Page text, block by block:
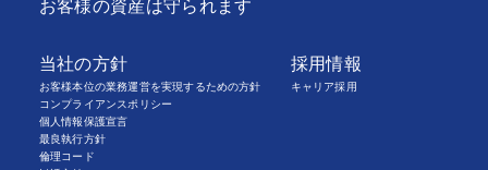
お客様の資産は守られます
当社の方針
お客様本位の業務運営を実現するための方針
コンプライアンスポリシー
個人情報保護宣言
最良執行方針
倫理コード
採用情報
キャリア採用